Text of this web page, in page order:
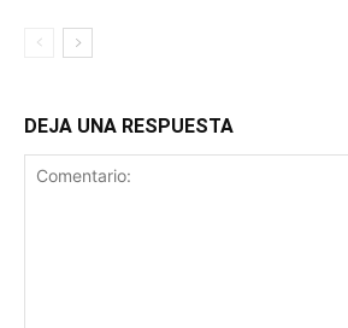
DEJA UNA RESPUESTA